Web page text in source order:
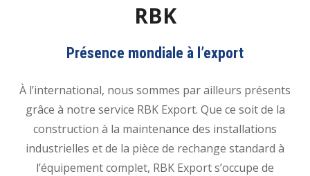
RBK
Présence mondiale à l’export
À l’international, nous sommes par ailleurs présents
grâce à notre service RBK Export. Que ce soit de la
construction à la maintenance des installations
industrielles et de la pièce de rechange standard à
l’équipement complet, RBK Export s’occupe de